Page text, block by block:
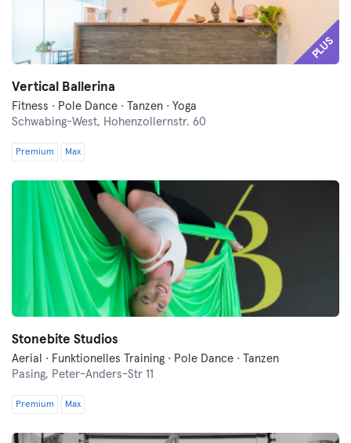
PLUS
Vertical Ballerina
Fitness · Pole Dance · Tanzen · Yoga
Schwabing-West, Hohenzollernstr. 60
Premium Max
Stonebite Studios
Aerial · Funktionelles Training · Pole Dance · Tanzen
Pasing, Peter-Anders-Str 11
Premium Max